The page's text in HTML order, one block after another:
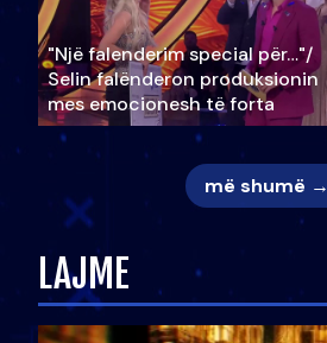
"Një falenderim special për…"/
Selin falënderon produksionin
mes emocionesh të forta
më shumë →
LAJME